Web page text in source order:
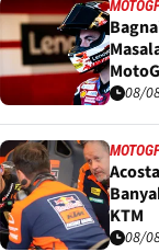
08/
KTM
08/